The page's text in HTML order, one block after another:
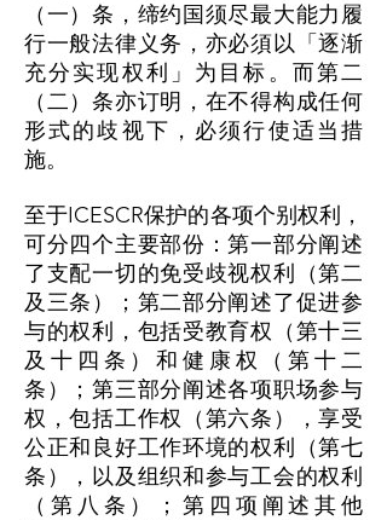
（一）条，缔约国须尽最大能力履
行一般法律义务，亦必須以「逐渐
充分实现权利」为目标。而第二
（二）条亦订明，在不得构成任何
形式的歧视下，必须行使适当措
施。
至于ICESCR保护的各项个别权利，
可分四个主要部份：第一部分阐述
了支配一切的免受歧视权利（第二
及三条）；第二部分阐述了促进参
与的权利，包括受教育权（第十三
及十四条）和健康权（第十二
条）；第三部分阐述各项职场参与
权，包括工作权（第六条），享受
公正和良好工作环境的权利（第七
条），以及组织和参与工会的权利
（第八条）；第四项阐述其他